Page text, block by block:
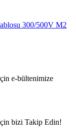
300/500V M2
e-bültenimize
bizi Takip Edin!